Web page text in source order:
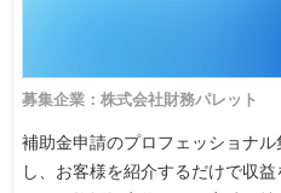
募集企業：株式会社財務パレット
補助金申請のプロフェッショナ
し、お客様を紹介するだけで収